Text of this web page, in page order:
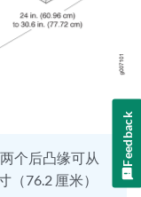
个后凸缘可从
（76.2 厘米）
Feedback